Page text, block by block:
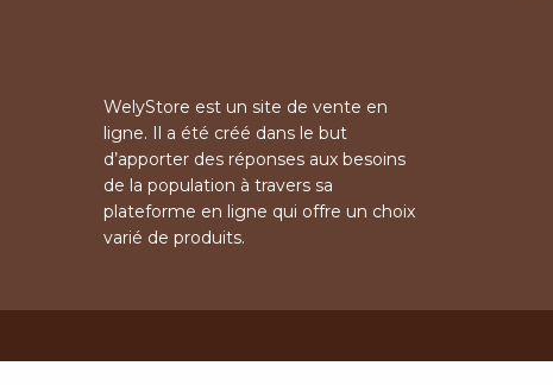
WelyStore est un site de vente en
ligne. Il a été créé dans le but
d’apporter des réponses aux besoins
de la population à travers sa
plateforme en ligne qui offre un choix
varié de produits.